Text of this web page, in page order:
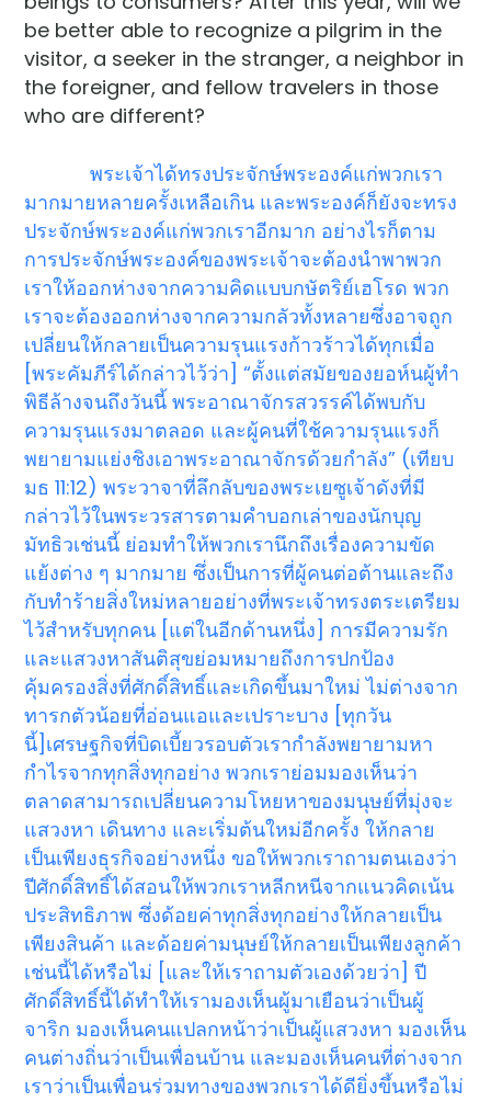
be better able to recognize a pilgrim in the
visitor, a seeker in the stranger, a neighbor in
the foreigner, and fellow travelers in those
who are different?
พระเจ้าได้ทรงประจักษ์พระองค์แก่พวกเรา
มากมายหลายครั้งเหลือเกิน และพระองค์ก็ยังจะทรง
ประจักษ์พระองค์แก่พวกเราอีกมาก อย่างไรก็ตาม
การประจักษ์พระองค์ของพระเจ้าจะต้องนำพาพวก
เราให้ออกห่างจากความคิดแบบกษัตริย์เฮโรด พวก
เราจะต้องออกห่างจากความกลัวทั้งหลายซึ่งอาจถูก
เปลี่ยนให้กลายเป็นความรุนแรงก้าวร้าวได้ทุกเมื่อ
[พระคัมภีร์ได้กล่าวไว้ว่า] “ตั้งแต่สมัยของยอห์นผู้ทำ
พิธีล้างจนถึงวันนี้ พระอาณาจักรสวรรค์ได้พบกับ
ความรุนแรงมาตลอด และผู้คนที่ใช้ความรุนแรงก็
พยายามแย่งชิงเอาพระอาณาจักรด้วยกำลัง” (เทียบ
มธ 11:12) พระวาจาที่ลึกลับของพระเยซูเจ้าดังที่มี
กล่าวไว้ในพระวรสารตามคำบอกเล่าของนักบุญ
มัทธิวเช่นนี้ ย่อมทำให้พวกเรานึกถึงเรื่องความขัด
แย้งต่าง ๆ มากมาย ซึ่งเป็นการที่ผู้คนต่อต้านและถึง
กับทำร้ายสิ่งใหม่หลายอย่างที่พระเจ้าทรงตระเตรียม
ไว้สำหรับทุกคน [แต่ในอีกด้านหนึ่ง] การมีความรัก
และแสวงหาสันติสุขย่อมหมายถึงการปกป้อง
คุ้มครองสิ่งที่ศักดิ์สิทธิ์และเกิดขึ้นมาใหม่ ไม่ต่างจาก
ทารกตัวน้อยที่อ่อนแอและเปราะบาง [ทุกวัน
นี้]เศรษฐกิจที่บิดเบี้ยวรอบตัวเรากำลังพยายามหา
กำไรจากทุกสิ่งทุกอย่าง พวกเราย่อมมองเห็นว่า
ตลาดสามารถเปลี่ยนความโหยหาของมนุษย์ที่มุ่งจะ
แสวงหา เดินทาง และเริ่มต้นใหม่อีกครั้ง ให้กลาย
เป็นเพียงธุรกิจอย่างหนึ่ง ขอให้พวกเราถามตนเองว่า
ปีศักดิ์สิทธิ์ได้สอนให้พวกเราหลีกหนีจากแนวคิดเน้น
ประสิทธิภาพ ซึ่งด้อยค่าทุกสิ่งทุกอย่างให้กลายเป็น
เพียงสินค้า และด้อยค่ามนุษย์ให้กลายเป็นเพียงลูกค้า
เช่นนี้ได้หรือไม่ [และให้เราถามตัวเองด้วยว่า] ปี
ศักดิ์สิทธิ์นี้ได้ทำให้เรามองเห็นผู้มาเยือนว่าเป็นผู้
จาริก มองเห็นคนแปลกหน้าว่าเป็นผู้แสวงหา มองเห็น
คนต่างถิ่นว่าเป็นเพื่อนบ้าน และมองเห็นคนที่ต่างจาก
เราว่าเป็นเพื่อนร่วมทางของพวกเราได้ดียิ่งขึ้นหรือไม่